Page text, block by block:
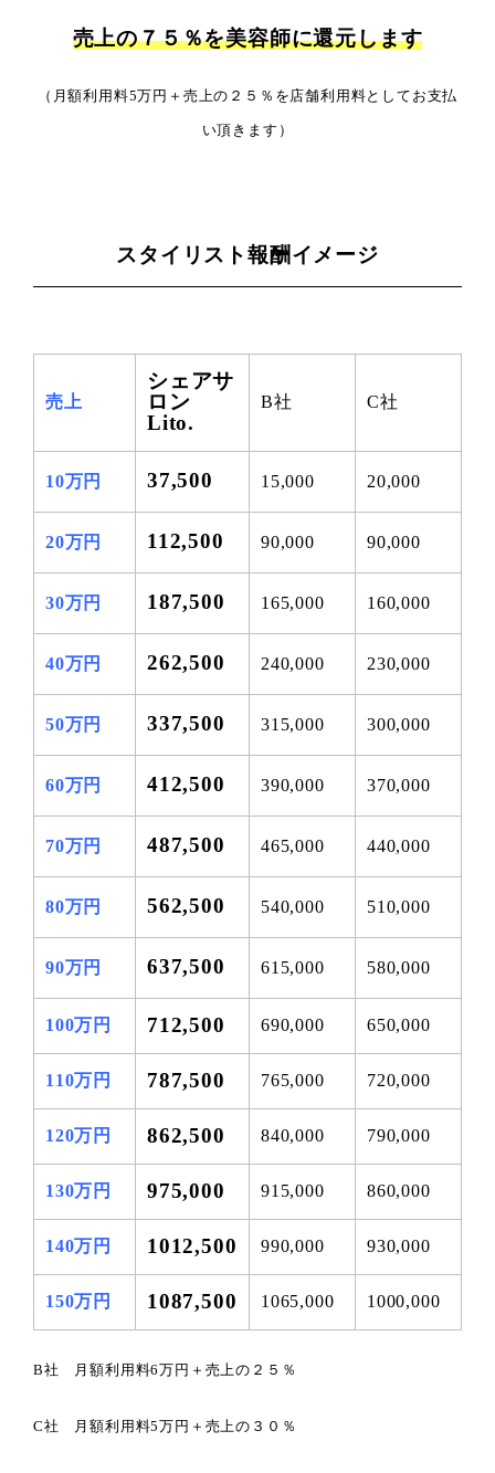
売上の７５％を美容師に還元します
（月額利用料5万円＋売上の２５％を店舗利用料としてお支払
い頂きます）
スタイリスト報酬イメージ
売上
シェアサ
ロン
Lito.
B社 C社
10万円 37,500 15,000 20,000
20万円 112,500 90,000 90,000
30万円 187,500 165,000 160,000
40万円 262,500 240,000 230,000
50万円 337,500 315,000 300,000
60万円 412,500 390,000 370,000
70万円 487,500 465,000 440,000
80万円 562,500 540,000 510,000
90万円 637,500 615,000 580,000
100万円 712,500 690,000 650,000
110万円 787,500 765,000 720,000
120万円 862,500 840,000 790,000
130万円 975,000 915,000 860,000
140万円 1012,500 990,000 930,000
150万円 1087,500 1065,000 1000,000
B社 月額利用料6万円＋売上の２５％
C社 月額利用料5万円＋売上の３０％